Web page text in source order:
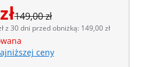
149,00 zł
z 30 dni przed obniżką: 149,00 zł
ceny